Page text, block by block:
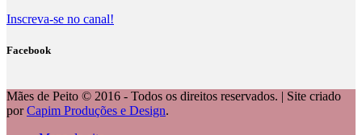
Inscreva-se no canal!
Facebook
Mães de Peito © 2016 - Todos os direitos reservados. | Site criado
porCapim Produções e Design.